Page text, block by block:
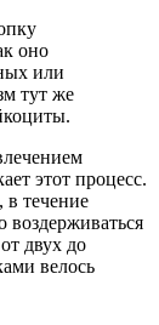
оно
или
тут же
этот процесс.
в течение
двух до
велось